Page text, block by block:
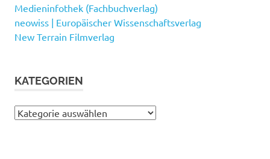
Medieninfothek (Fachbuchverlag)
neowiss | Europäischer Wissenschaftsverlag
New Terrain Filmverlag
KATEGORIEN
Kategorien